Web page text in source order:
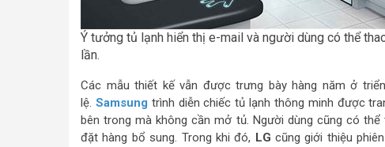
Ý tưởng tủ lạnh hiển thị e-mail và người dùng có thể
lần.
Các mẫu thiết kế vẫn được trưng bày hàng năm ở
lệ. Samsung trình diễn chiếc tủ lạnh thông minh được
bên trong mà không cần mở tủ. Người dùng cũng có
đặt hàng bổ sung. Trong khi đó, LG cũng giới thiệu